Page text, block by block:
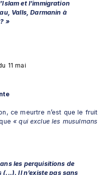
et l’immigration
Valls, Darmanin à
»
11 mai
ce meurtre n’est que le fruit
« qui exclue les musulmans
les perquisitions de
Il n’existe pas sans